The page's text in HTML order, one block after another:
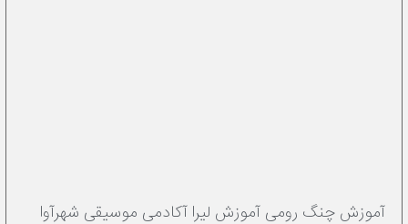
آموزش چنگ رومی آموزش لیرا آکادمی موسیقی شهرآوا